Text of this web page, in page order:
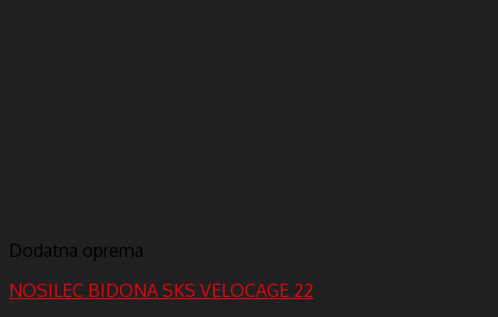
Dodatna oprema
NOSILEC BIDONA SKS VELOCAGE 22